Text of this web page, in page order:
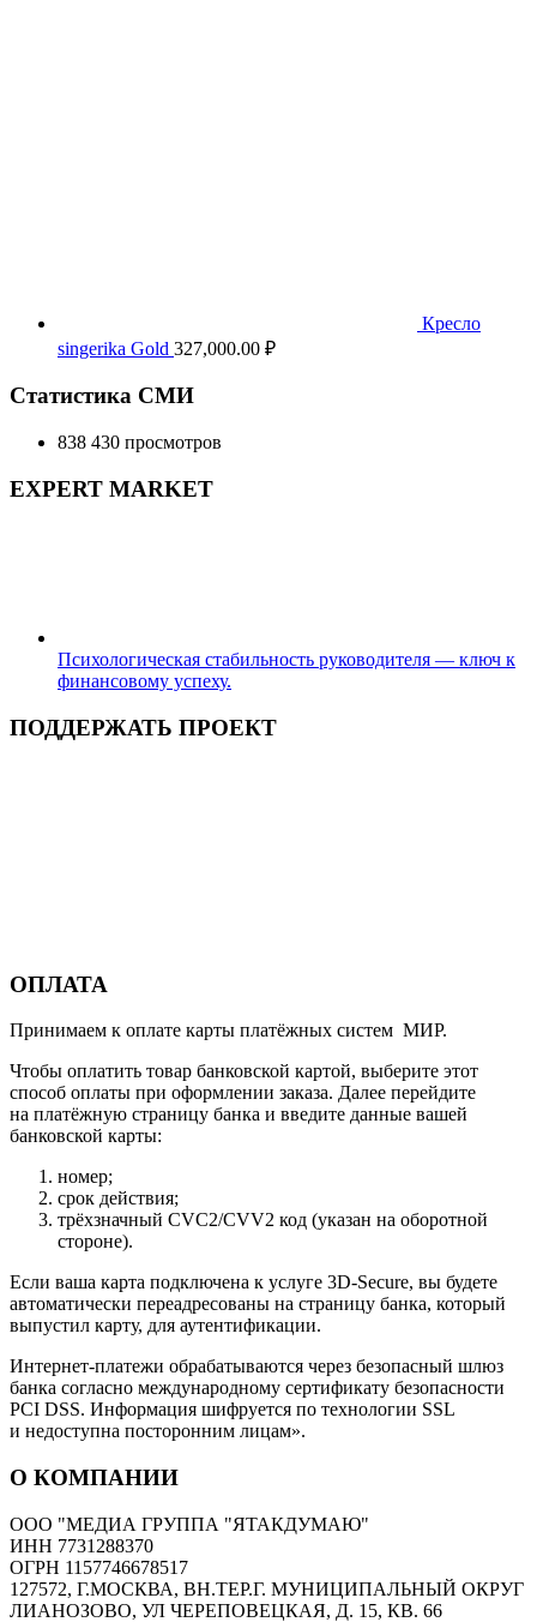
Кресло
singerika Gold 327,000.00 ₽
Статистика СМИ
838 430 просмотров
EXPERT MARKET
Психологическая стабильность руководителя — ключ к
финансовому успеху.
ПОДДЕРЖАТЬ ПРОЕКТ
ОПЛАТА
Принимаем к оплате карты платёжных систем МИР.
Чтобы оплатить товар банковской картой, выберите этот
способ оплаты при оформлении заказа. Далее перейдите
на платёжную страницу банка и введите данные вашей
банковской карты:
номер;
срок действия;
трёхзначный CVC2/CVV2 код (указан на оборотной
стороне).
Если ваша карта подключена к услуге 3D-Secure, вы будете
автоматически переадресованы на страницу банка, который
выпустил карту, для аутентификации.
Интернет-платежи обрабатываются через безопасный шлюз
банка согласно международному сертификату безопасности
PCI DSS. Информация шифруется по технологии SSL
и недоступна посторонним лицам».
О КОМПАНИИ
ООО "МЕДИА ГРУППА "ЯТАКДУМАЮ"
ИНН 7731288370
ОГРН 1157746678517
127572, Г.МОСКВА, ВН.ТЕР.Г. МУНИЦИПАЛЬНЫЙ ОКРУГ
ЛИАНОЗОВО, УЛ ЧЕРЕПОВЕЦКАЯ, Д. 15, КВ. 66